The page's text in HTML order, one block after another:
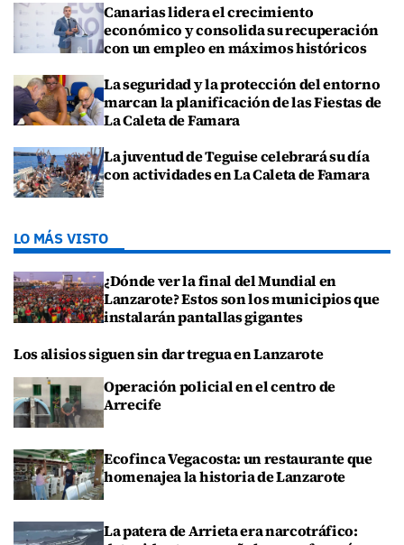
Canarias lidera el crecimiento
económico y consolida su recuperación
con un empleo en máximos históricos
La seguridad y la protección del entorno
marcan la planificación de las Fiestas de
La Caleta de Famara
La juventud de Teguise celebrará su día
con actividades en La Caleta de Famara
LO MÁS VISTO
¿Dónde ver la final del Mundial en
Lanzarote? Estos son los municipios que
instalarán pantallas gigantes
Los alisios siguen sin dar tregua en Lanzarote
Operación policial en el centro de
Arrecife
Ecofinca Vegacosta: un restaurante que
homenajea la historia de Lanzarote
La patera de Arrieta era narcotráfico: